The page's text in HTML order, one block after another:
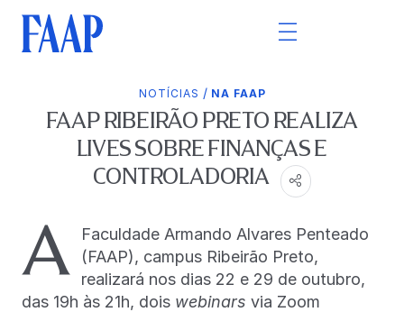
NOTÍCIAS / NA FAAP
FAAP RIBEIRÃO PRETO REALIZA
LIVES SOBRE FINANÇAS E
CONTROLADORIA
A
Faculdade Armando Alvares Penteado
(FAAP), campus Ribeirão Preto,
realizará nos dias 22 e 29 de outubro,
das 19h às 21h, dois webinars via Zoom